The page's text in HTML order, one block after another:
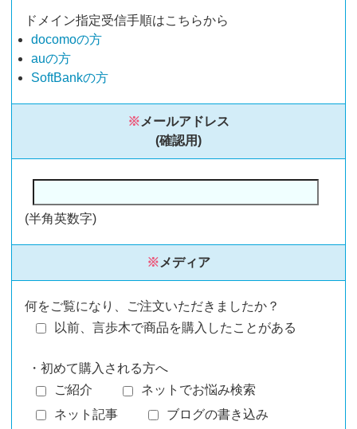
ドメイン指定受信手順はこちらから
docomoの方
auの方
SoftBankの方
※ メールアドレス
(確認用)
(半角英数字)
※ メディア
何をご覧になり、ご注文いただきましたか？
以前、言歩木で商品を購入したことがある
・初めて購入される方へ
ご紹介
ネットでお悩み検索
ネット記事
ブログの書き込み